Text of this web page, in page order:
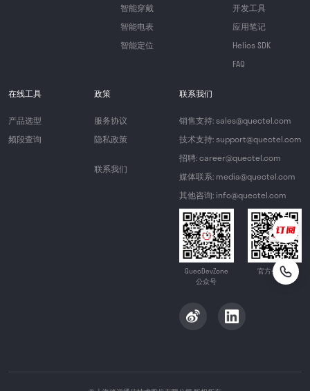
智能穿戴
智能电表
智能定位
开发工具
应用笔记
Helios SDK
FAQ
在线工具
产品选型
频段查询
政策
服务协议
隐私政策
联系我们
联系我们
销售支持: sales@quectel.com
技术支持: support@quectel.com
招聘: career@quectel.com
媒体联系: media@quectel.com
其他咨询: info@quectel.com
QuecDevZone
公众号
官方公众号